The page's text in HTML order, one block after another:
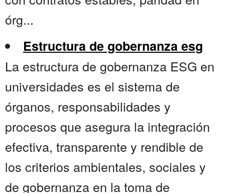
órg...
Estructura de gobernanza esg
La estructura de gobernanza ESG en
universidades es el sistema de
órganos, responsabilidades y
procesos que asegura la integración
efectiva, transparente y rendible de
los criterios ambientales, sociales y
de gobernanza en la toma de